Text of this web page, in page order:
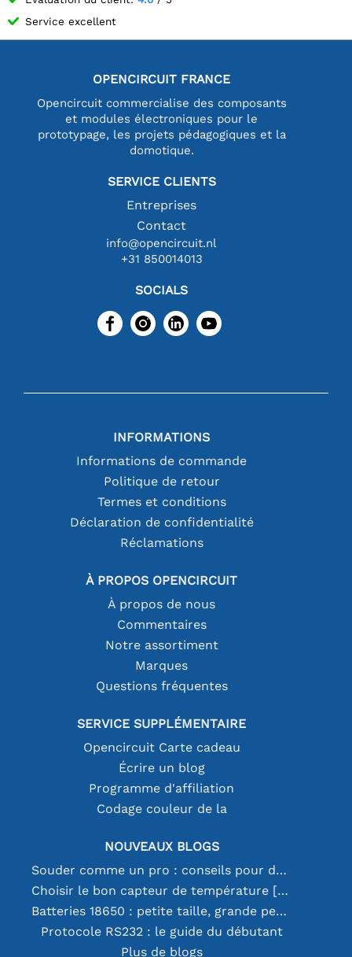
Service excellent
OPENCIRCUIT FRANCE
Opencircuit commercialise des composants
et modules électroniques pour le
prototypage, les projets pédagogiques et la
domotique.
SERVICE CLIENTS
Entreprises
Contact
info@opencircuit.nl
+31 850014013
SOCIALS
INFORMATIONS
Informations de commande
Politique de retour
Termes et conditions
Déclaration de confidentialité
Réclamations
À PROPOS OPENCIRCUIT
À propos de nous
Commentaires
Notre assortiment
Marques
Questions fréquentes
SERVICE SUPPLÉMENTAIRE
Opencircuit Carte cadeau
Écrire un blog
Programme d'affiliation
Codage couleur de la
NOUVEAUX BLOGS
Souder comme un pro : conseils pour des connexions électroniques parfaites
Choisir le bon capteur de température [youtube]
Batteries 18650 : petite taille, grande performance
Protocole RS232 : le guide du débutant
Plus de blogs